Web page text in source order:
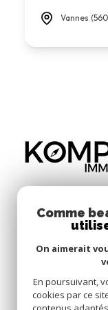
Vannes
22640
Comme
On aimerait
En poursuivant,
cookies par ce